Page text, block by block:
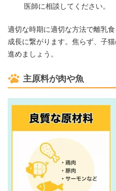
医師に相談してください。
適切な時期に適切な方法で離乳
成長に繋がります。焦らず、子
進めましょう。
主原料が肉や魚